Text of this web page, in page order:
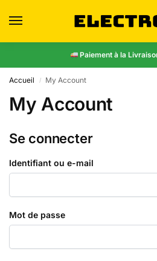
Paiement à la
Accueil / My Account
My Account
Se connecter
Identifiant ou e-mail
Mot de passe